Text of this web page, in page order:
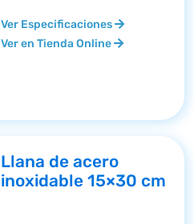
Ver Especificaciones
Ver en Tienda Online
Llana de acero
inoxidable 15×30 cm